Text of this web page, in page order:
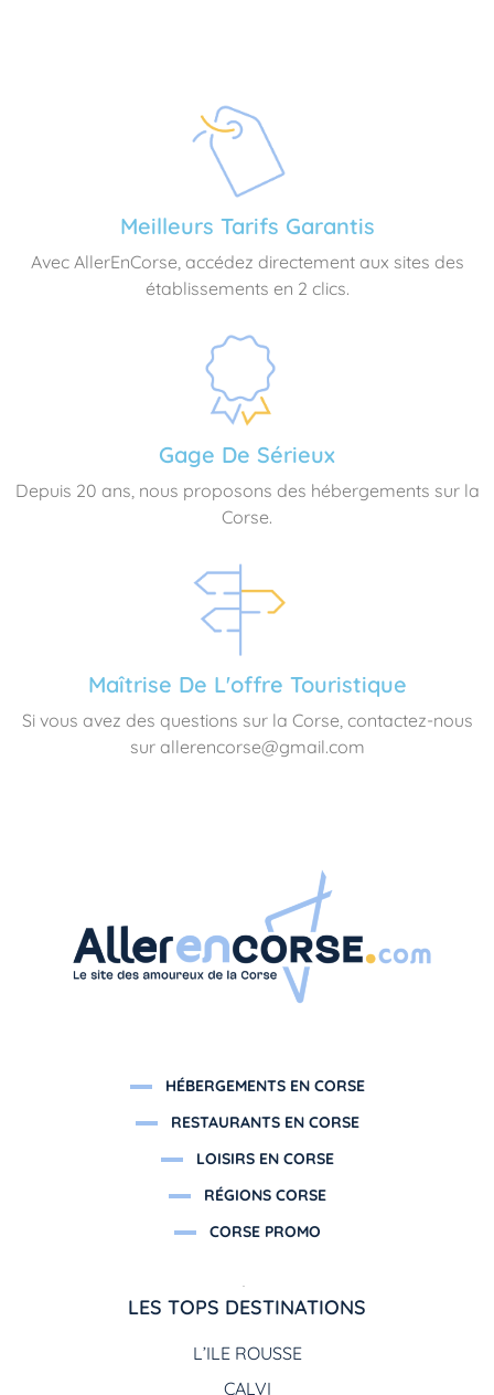
Meilleurs Tarifs Garantis
Avec AllerEnCorse, accédez directement aux sites des
établissements en 2 clics.
Gage De Sérieux
Depuis 20 ans, nous proposons des hébergements sur la
Corse.
Maîtrise De L'offre Touristique
Si vous avez des questions sur la Corse, contactez-nous
sur allerencorse@gmail.com
HÉBERGEMENTS EN CORSE
RESTAURANTS EN CORSE
LOISIRS EN CORSE
RÉGIONS CORSE
CORSE PROMO
LES TOPS DESTINATIONS
L’ILE ROUSSE
CALVI